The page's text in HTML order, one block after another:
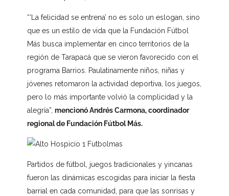
“‘La felicidad se entrena’ no es solo un eslogan, sino
que es un estilo de vida que la Fundación Fútbol
Más busca implementar en cinco territorios de la
región de Tarapacá que se vieron favorecido con el
programa Barrios. Paulatinamente niños, niñas y
jóvenes retomaron la actividad deportiva, los juegos,
pero lo más importante volvió la complicidad y la
alegría”, mencionó Andrés Carmona, coordinador
regional de Fundación Fútbol Más.
Partidos de fútbol, juegos tradicionales y yincanas
fueron las dinámicas escogidas para iniciar la fiesta
barrial en cada comunidad, para que las sonrisas y